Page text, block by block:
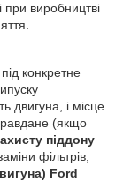
виробництві
конкретне
двигуна, і місце
(якщо
піддону
фільтрів,
Ford